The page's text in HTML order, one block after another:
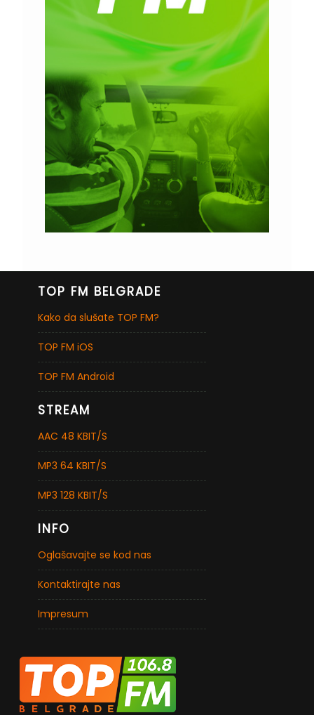
TOP FM BELGRADE
Kako da slušate TOP FM?
TOP FM iOS
TOP FM Android
STREAM
AAC 48 KBIT/S
MP3 64 KBIT/S
MP3 128 KBIT/S
INFO
Oglašavajte se kod nas
Kontaktirajte nas
Impresum